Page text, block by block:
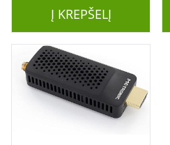
Į KREPŠELĮ